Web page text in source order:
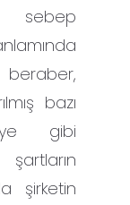
sebep
bazı
gibi
şirketin